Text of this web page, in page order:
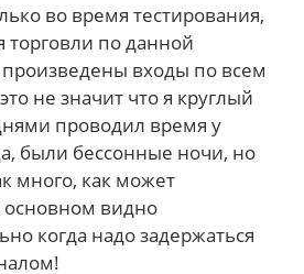
во время тестирования,
торговли по данной
произведены входы по всем
не значит что я круглый
проводил время у
были бессонные ночи, но
много, как может
основном видно
когда надо задержаться